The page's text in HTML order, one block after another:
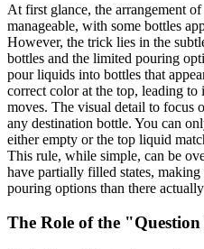
At first glance, the arrangement
manageable, with some bottles
However, the trick lies in the
bottles and the limited pouring
pour liquids into bottles that
correct color at the top, leading to
moves. The visual detail to focus
any destination bottle. You can
either empty or the top liquid
This rule, while simple, can be
have partially filled states,
pouring options than there
The Role of the